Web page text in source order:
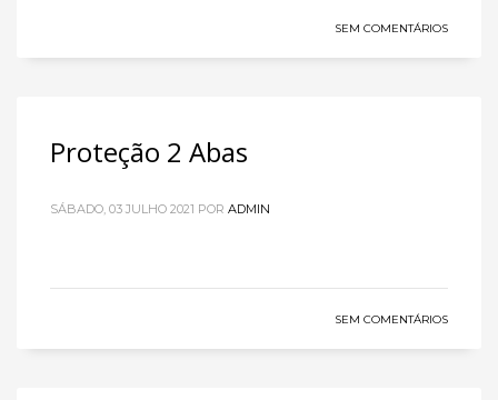
SEM COMENTÁRIOS
Proteção 2 Abas
SÁBADO, 03 JULHO 2021 POR ADMIN
SEM COMENTÁRIOS